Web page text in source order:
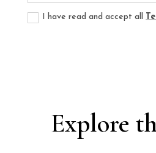
I have read and accept all
Explore